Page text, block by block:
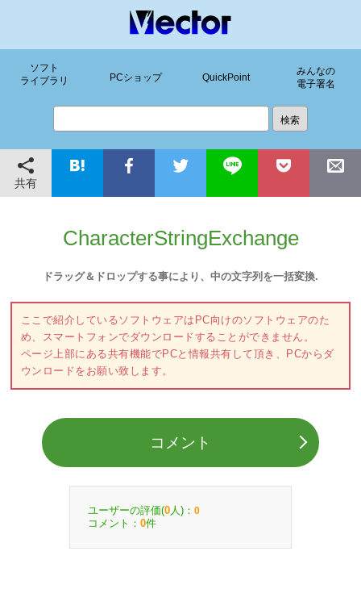
ソフト
ライブラリ
PCショップ QuickPoint
みんなの
電子署名
共有
CharacterStringExchange
ドラッグ＆ドロップする事により、中の文字列を一括変換.
ここで紹介しているソフトウェアはPC向けのソフトウェアのた
め、スマートフォンでダウンロードすることができません。
ページ上部にある共有機能でPCと情報共有して頂き、PCからダ
ウンロードをお願い致します。
コメント
ユーザーの評価(0 人)： 0
コメント： 0件